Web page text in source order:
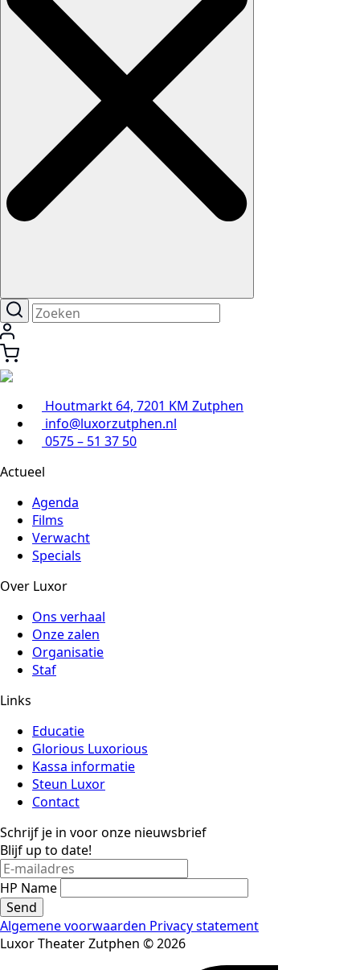
Houtmarkt 64, 7201 KM Zutphen
info@luxorzutphen.nl
0575 – 51 37 50
Actueel
Agenda
Films
Verwacht
Specials
Over Luxor
Ons verhaal
Onze zalen
Organisatie
Staf
Links
Educatie
Glorious Luxorious
Kassa informatie
Steun Luxor
Contact
Schrijf je in voor onze nieuwsbrief
Blijf up to date!
HP Name
Send
Algemene voorwaarden Privacy statement
Luxor Theater Zutphen © 2026